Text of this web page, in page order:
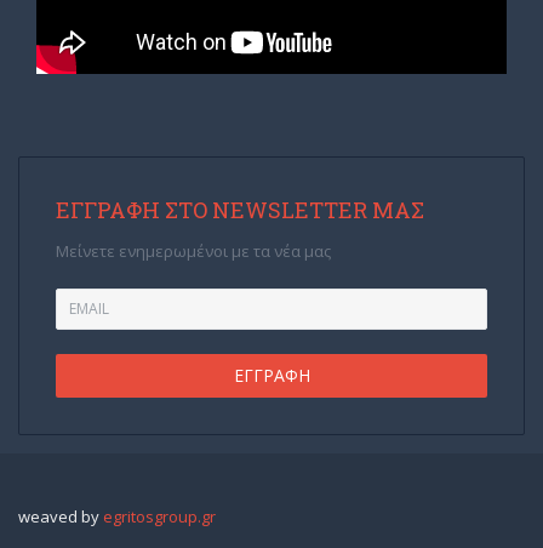
ΕΓΓΡΑΦΉ ΣΤΟ NEWSLETTER ΜΑΣ
Μείνετε ενημερωμένοι με τα νέα μας
weaved by egritosgroup.gr